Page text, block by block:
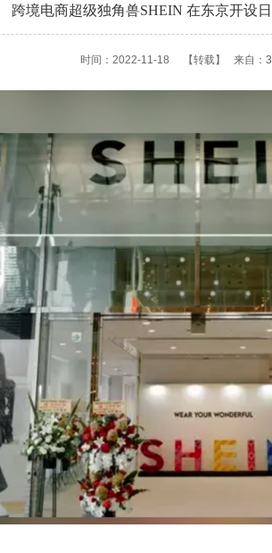
跨境电商超级独角兽SHEIN 在东京开设
时间：2022-11-18 【转载】 来自：